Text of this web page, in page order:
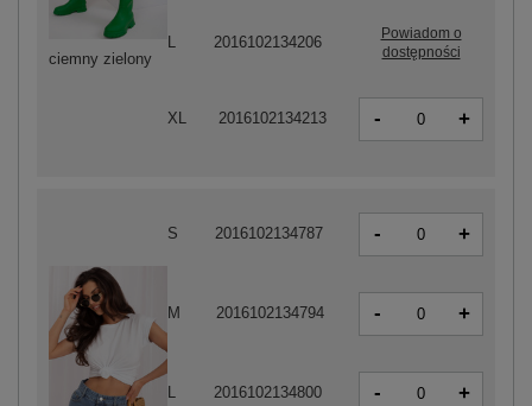
S 2016102134787 - +
M 2016102134794 - +
L 2016102134800 - +
ciemny zielony
2016102134206
Powiadom o
dostępności
XL 2016102134213 - +